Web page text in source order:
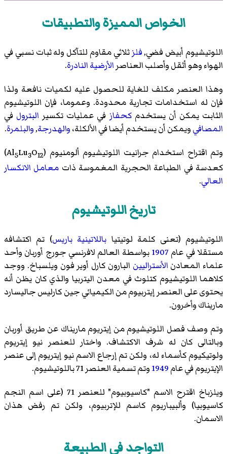
الخواص المميزة والتطبيقات
اللوتيشيوم أبيض فضي,فلزثلاثي مقاوم للتآكل وله ثبات نسبي في
الهواء وهو أثقل وأصلب العناصرالأرضية النادرة.
وهذا العنصر مكلف للغاية للحصول عليه لكميات نافعة ولذا
فإن له استخدامات تجارية محدودة. وعموما، فإن اللوتيشيوم
الثابت يمكن أن يستخدمكحفاز في عمليات تكسير البترول في
المصافيويمكن أن يستخدم أيضا في الألكلة،والهدرجة,والبلمرة.
وتم اقتراح استخدام جرانيت اللوتيشيوم ألومنيوم (Al
5Lu3O12
)
كعدسة في الطباعة الحجرية المغموسة ذات معامل الانكسار
العالي.
تاريخ اللوتيشيوم
اللوتيشيوم (تعنى كلمة لوتيتيا باللاتينية باريس) تم اكتشافه
مستقلا في عام 1907بواسطة العالم لافرنسي جورج أوربان وأحد
علماء المعادن الأستراليين البارون كارل أوير فون ويلسباخ. ووجد
كلاهما اللوتيشيوم كتلوث في معدن اليتربيا والذي كان يظن أنه
يحتوى على العنصر إيتربيوممن الكيميائيجين كارليس جاليسارد
ماريناكوأخرون.
وتم وصف فصل اللوتيشيوم من إيتريوم ماريناك عن طريق أوربان
وبالتالى كان له شرف الاكتشاف. واختار للعنصر نيو إيتريوم
ولوتيكيوم كأسماء له، ولكن تم إرجاع الاسم نيو إيتريوم إلى عنصر
الإيتريوم في عام1949وتم تسمية العنصر 71 باللوتيشيوم.
ويلزباخ اقترح الاسم "كاسيوبيوم" للعنصر 71 (على اسم النجم
كاسيوبيا) وألبيباريوم كاسم للإتربيوم، ولكن تم رفض هذان
الاسمان.
التواجد في الطبيعة